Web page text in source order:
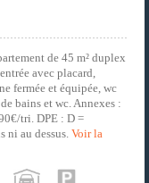
de 45 m² duplex
avec placard,
fermée et équipée, wc
bains et wc. Annexes :
tri. DPE : D =
ni au dessus. Voir la